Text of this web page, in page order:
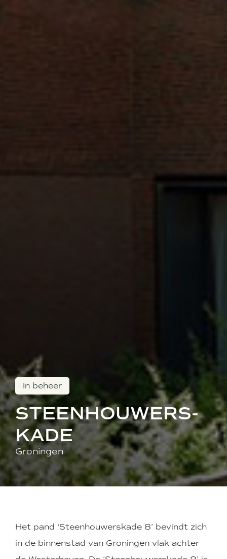
In beheer
STEENHOUWERS-
KADE
Groningen
Het pand ‘Steenhouwerskade 8’ bevindt zich
in de binnenstad van Groningen vlak achter